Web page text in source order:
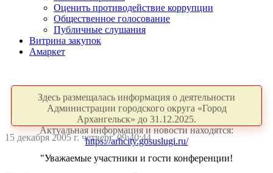
Оценить противодействие коррупции
Общественное голосование
Публичные слушания
Витрина закупок
Амаркет
Здесь размещалась информация о деятельности
Администрации городского округа «Город
Архангельск» до 31.12.2025.
Актуальная информация и новости находятся:
https://arhcity.gosuslugi.ru/
15 декабря 2005 г. четверг, 09:40:44
"Уважаемые участники и гости конференции!